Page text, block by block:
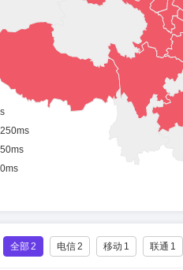
全部2 电信2 移动 1 联通 1